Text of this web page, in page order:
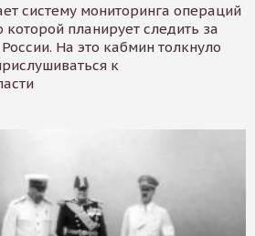
систему мониторинга операций
планирует следить за
На это кабмин толкнуло
к